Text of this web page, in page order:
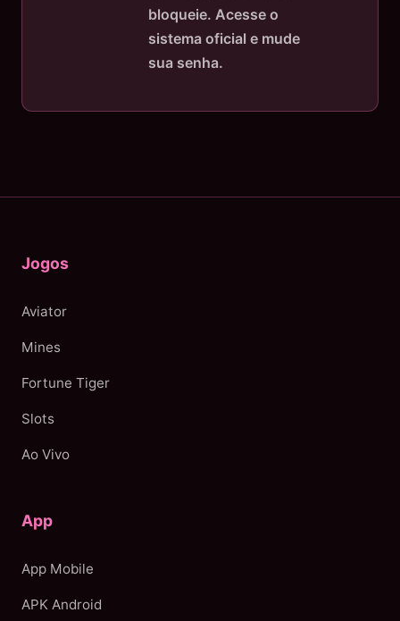
bloqueie. Acesse o
sistema oficial e mude
sua senha.
Jogos
Aviator
Mines
Fortune Tiger
Slots
Ao Vivo
App
App Mobile
APK Android